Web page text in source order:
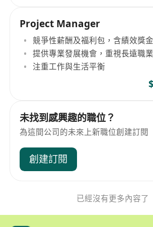
Project Manager
競爭性薪酬及福利包，含績效獎金
提供專業發展機會，重視長遠職
注重工作與生活平衡
未找到感興趣的職位？
為這間公司的未來上新職位創建訂閱
創建訂閱
已經沒有更多內容了